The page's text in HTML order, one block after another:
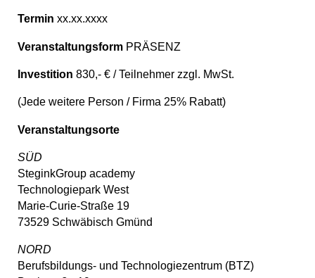
Termin xx.xx.xxxx
Veranstaltungsform PRÄSENZ
Investition 830,- € / Teilnehmer zzgl. MwSt.
(Jede weitere Person / Firma 25% Rabatt)
Veranstaltungsorte
SÜD
SteginkGroup academy
Technologiepark West
Marie-Curie-Straße 19
73529 Schwäbisch Gmünd
NORD
Berufsbildungs- und Technologiezentrum (BTZ)